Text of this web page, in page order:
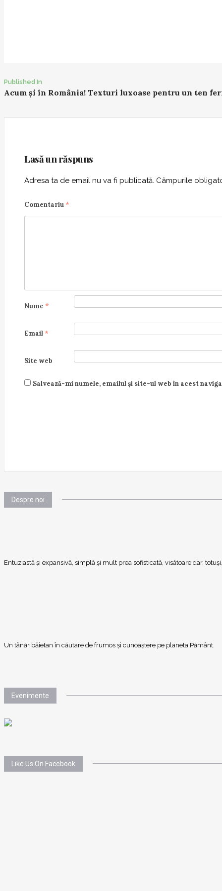
Post
navigation
Published In
Acum și în România! Texturi luxoase pentru un ten
Lasă un răspuns
Adresa ta de email nu va fi publicată. Câmpurile
Comentariu *
Nume *
Email *
Site web
Salvează-mi numele, emailul și site-ul web în acest
Despre noi
Entuziastă şi expansivă, simplă şi mult prea sofisticată, visătoare dar,
Un tânăr băietan în căutare de frumos și cunoaștere pe planeta Pământ.
Evenimente
Like Us On Facebook